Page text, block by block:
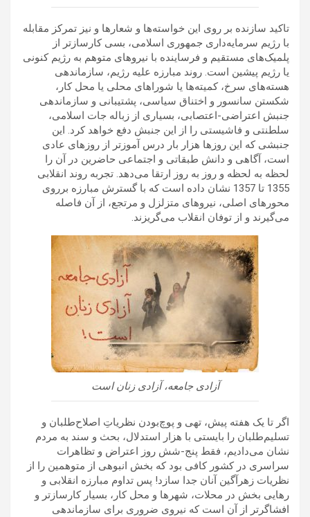
تاکید سازنده بر روی این خواسته‌ها و شعارها و نیز تمرکز مقابله
با رژیم سرمایه‌داری جمهوری اسلامی، بسی کارسازتر از
پلمیک‌های مستقیم و فرساینده با نیروهای متوهم به رژیم کنونی
یا رژیم پیشین است. روند مبارزه علیه رژیم، سازماندهی
هسته‌های سرخ، کمیته‌ها یا شوراهای محلی یا محل کار،
شکستن سانسور و اختناق سیاسی، پشتیبانی و سازماندهی
جنبش اعتراضی-اعتصابی، بسیاری از زباله جات اسلامی،
سلطنتی و فاشیستی را از این جنبش دفع خواهد کرد. این
جنبشی که این روزها هزار بار درس آموزتر از روزهای عادی
است، آگاهی و دانش طبقاتی و اجتماعی حاضرین در آن را
لحظه به لحظه و روز به روز ارتقا می‌دهد. تجربه روند انقلابی
1355 تا 1357 نشان داده است که با گسترش مبارزه برروی
محورهای اصلی، نیروهای متزلزل و مرتجع، از آن فاصله
می‌گیرند و از توفان انقلاب می‌گریزند.
آزادی جامعه، آزادی زنان است
اگر تا یک هفته پیش، تهی و پوچ‌بودن نظریاتِ اصلاح‌طلبان و
تسلیم‌طلبان را بایستی با هزار استدلال، بحث و سند به مردم
نشان می‌دادیم، فقط پنج-شش روز اعتراض و تظاهرات
سراسری در کشور کافی بود که بخش انبوهی از متوهمین را از
نظریات زهرآگین آنان جدا سازد! پس تداوم مبارزه انقلابی و
رهایی بخش در محلات، شهرها و محل کار، بسیار کارسازتر و
افشاگرتر از آن است که نیروی ضروری برای سازماندهی